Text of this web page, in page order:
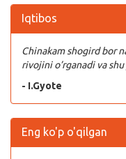
Iqtibos
Chinakam shogird bor
rivojini o’rganadi va
- I.Gyote
Eng ko'p o'qilgan